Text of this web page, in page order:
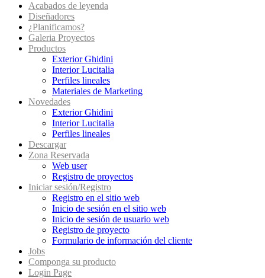
Acabados de leyenda
Diseñadores
¿Planificamos?
Galeria Proyectos
Productos
Exterior Ghidini
Interior Lucitalia
Perfiles lineales
Materiales de Marketing
Novedades
Exterior Ghidini
Interior Lucitalia
Perfiles lineales
Descargar
Zona Reservada
Web user
Registro de proyectos
Iniciar sesión/Registro
Registro en el sitio web
Inicio de sesión en el sitio web
Inicio de sesión de usuario web
Registro de proyecto
Formulario de información del cliente
Jobs
Componga su producto
Login Page